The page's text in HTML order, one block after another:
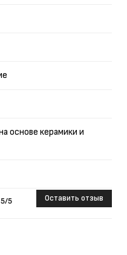
5/5 Оставить отзыв
основе керамики и